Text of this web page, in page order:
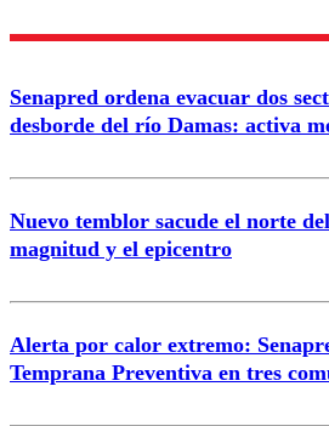
Senapred ordena evacuar dos
desborde del río Damas: activa
Nuevo temblor sacude el norte
magnitud y el epicentro
Alerta por calor extremo:
Temprana Preventiva en tres